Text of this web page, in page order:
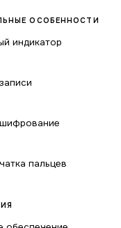
ОСОБЕННОСТИ
индикатор
пальцев